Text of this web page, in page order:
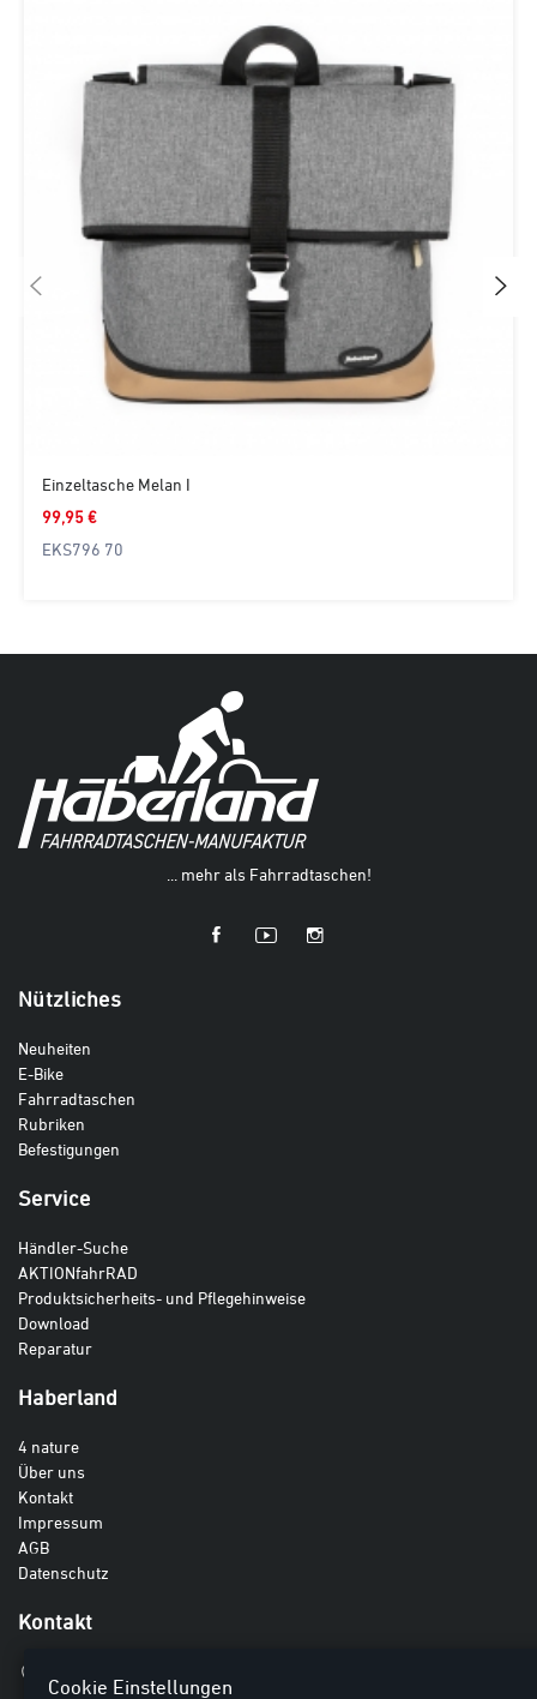
Einzeltasche Melan I
99,95 €
EKS796 70
... mehr als Fahrradtaschen!
Nützliches
Neuheiten
E-Bike
Fahrradtaschen
Rubriken
Befestigungen
Service
Händler-Suche
AKTIONfahrRAD
Produktsicherheits- und Pflegehinweise
Download
Reparatur
Haberland
4 nature
Über uns
Kontakt
Impressum
AGB
Datenschutz
Kontakt
Cookie Einstellungen